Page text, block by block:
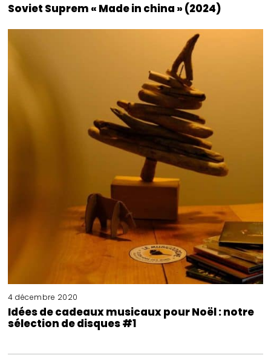
Soviet Suprem « Made in china » (2024)
4 décembre 2020
Idées de cadeaux musicaux pour Noël : notre
sélection de disques #1